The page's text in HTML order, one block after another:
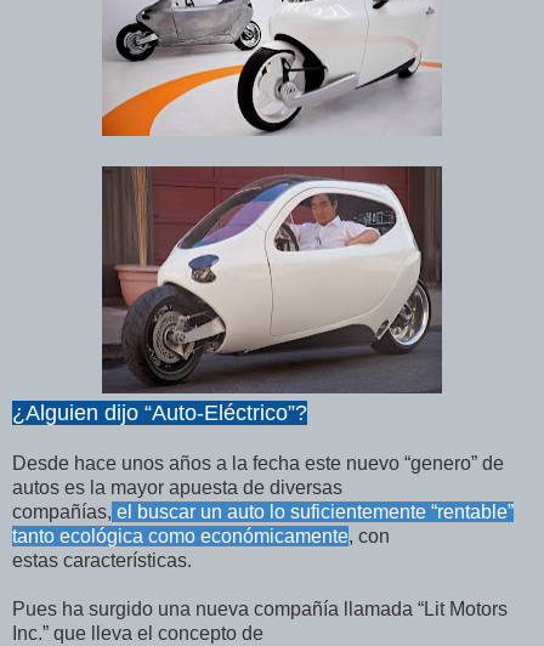
¿Alguien dijo “Auto-Eléctrico”?
Desde hace unos años a la fecha este nuevo “genero” de
autos es la mayor apuesta de diversas
compañías, el buscar un auto lo suficientemente “rentable”
tanto ecológica como económicamente, con
estas características.
Pues ha surgido una nueva compañía llamada “Lit Motors
Inc.” que lleva el concepto de